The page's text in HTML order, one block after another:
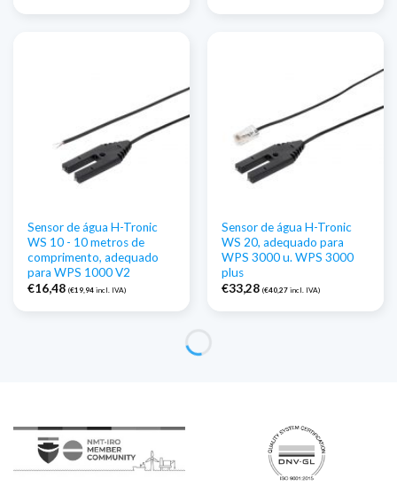
Sensor de água H-Tronic
WS 10 - 10 metros de
comprimento, adequado
para WPS 1000 V2
€16,48 (€19,94 incl. IVA)
Sensor de água H-Tronic
WS 20, adequado para
WPS 3000 u. WPS 3000
plus
€33,28 (€40,27 incl. IVA)